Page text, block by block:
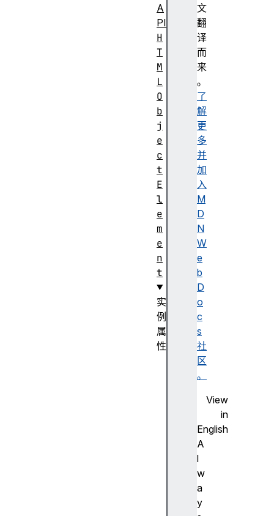
文
翻
译
而
来
。
了
解
更
多
并
加
入
M
D
N
W
e
b
D
o
c
s
社
区
。
View
in
English
A
l
w
a
y
A
PI
H
T
M
L
O
b
j
e
c
t
E
l
e
m
e
n
t
实
例
属
性